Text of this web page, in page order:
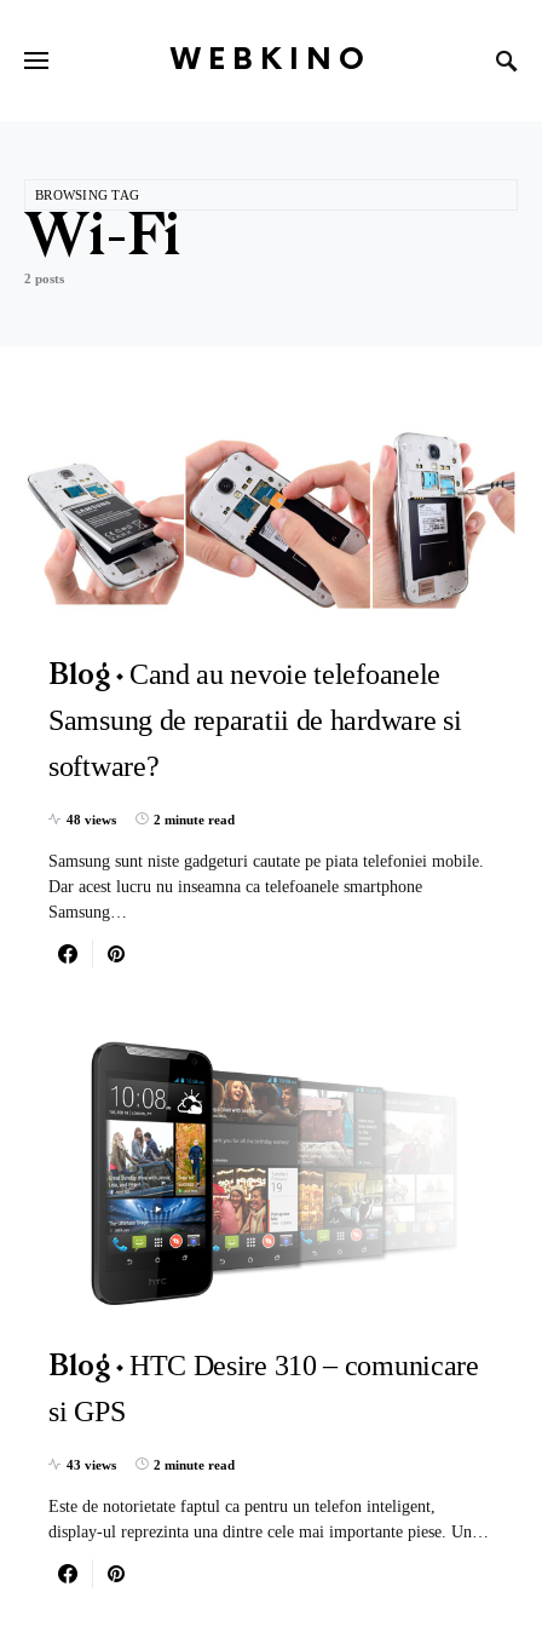
WEBKINO
BROWSING TAG
Wi-Fi
2 posts
Blog
Cand au nevoie telefoanele
Samsung de reparatii de hardware si
software?
48 views 2 minute read
Samsung sunt niste gadgeturi cautate pe piata telefoniei mobile.
Dar acest lucru nu inseamna ca telefoanele smartphone
Samsung…
Blog
HTC Desire 310 – comunicare
si GPS
43 views 2 minute read
Este de notorietate faptul ca pentru un telefon inteligent,
display-ul reprezinta una dintre cele mai importante piese. Un…